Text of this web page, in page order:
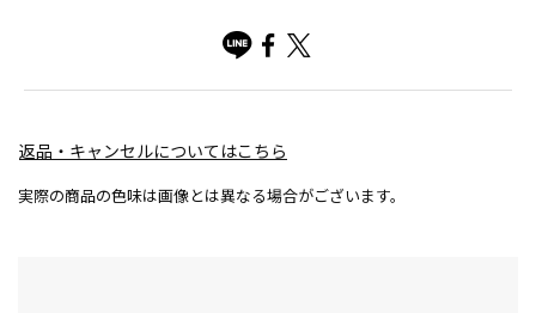
返品・キャンセルについてはこちら
実際の商品の色味は画像とは異なる場合がございます。